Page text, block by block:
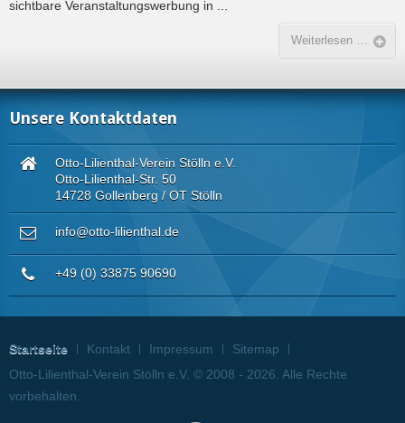
sichtbare Veranstaltungswerbung in ...
Weiterlesen …
Unsere Kontaktdaten
Otto-Lilienthal-Verein Stölln e.V.
Otto-Lilienthal-Str. 50
14728 Gollenberg / OT Stölln
info@otto-lilienthal.de
+49 (0) 33875 90690
Startseite Kontakt Impressum
Sitemap
Otto-Lilienthal-Verein Stölln e.V. © 2008 - 2026. Alle Rechte
vorbehalten.